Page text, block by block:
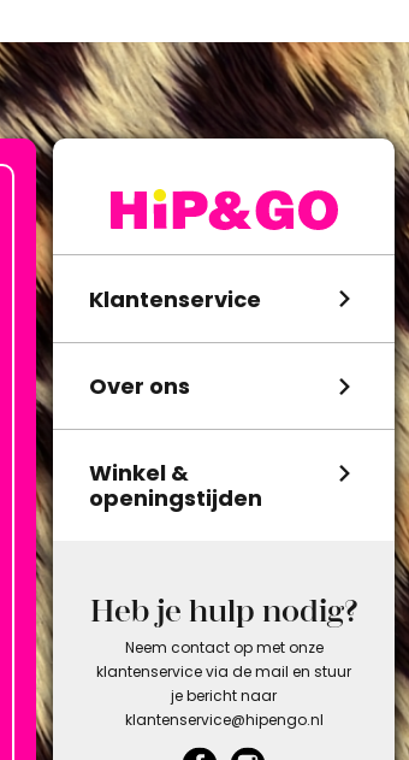
Klantenservice
Over ons
Winkel &
openingstijden
Heb je hulp nodig?
Neem contact op met onze
klantenservice via de mail en stuur
je bericht naar
klantenservice@hipengo.nl